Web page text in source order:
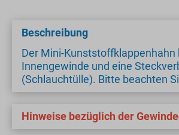
Beschreibung
Der Mini-Kunststoffklappenhahn
Innengewinde und eine
(Schlauchtülle). Bitte beachten
Hinweise bezüglich der